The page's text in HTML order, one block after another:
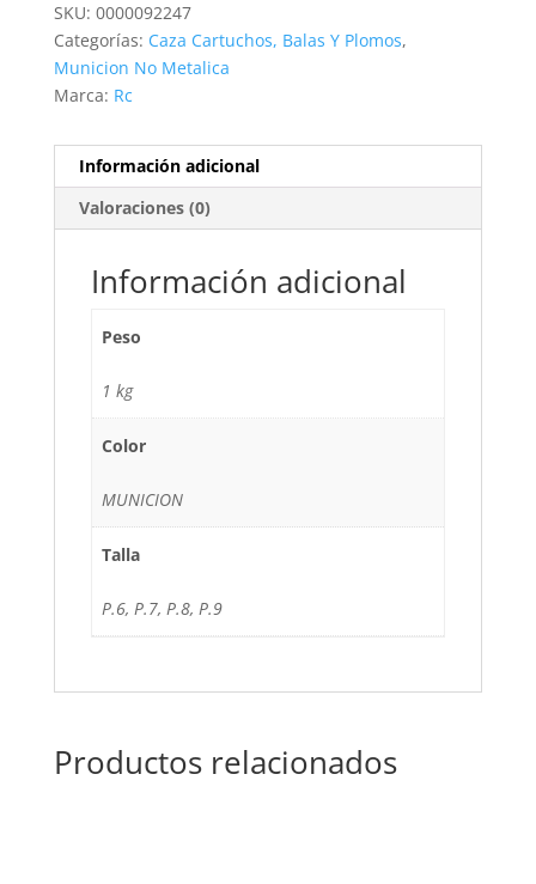
cantidad
SKU: 0000092247
Categorías: Caza Cartuchos, Balas Y Plomos,
Municion No Metalica
Marca: Rc
Información adicional
Valoraciones (0)
Información adicional
Peso
1 kg
Color
MUNICION
Talla
P.6, P.7, P.8, P.9
Productos relacionados